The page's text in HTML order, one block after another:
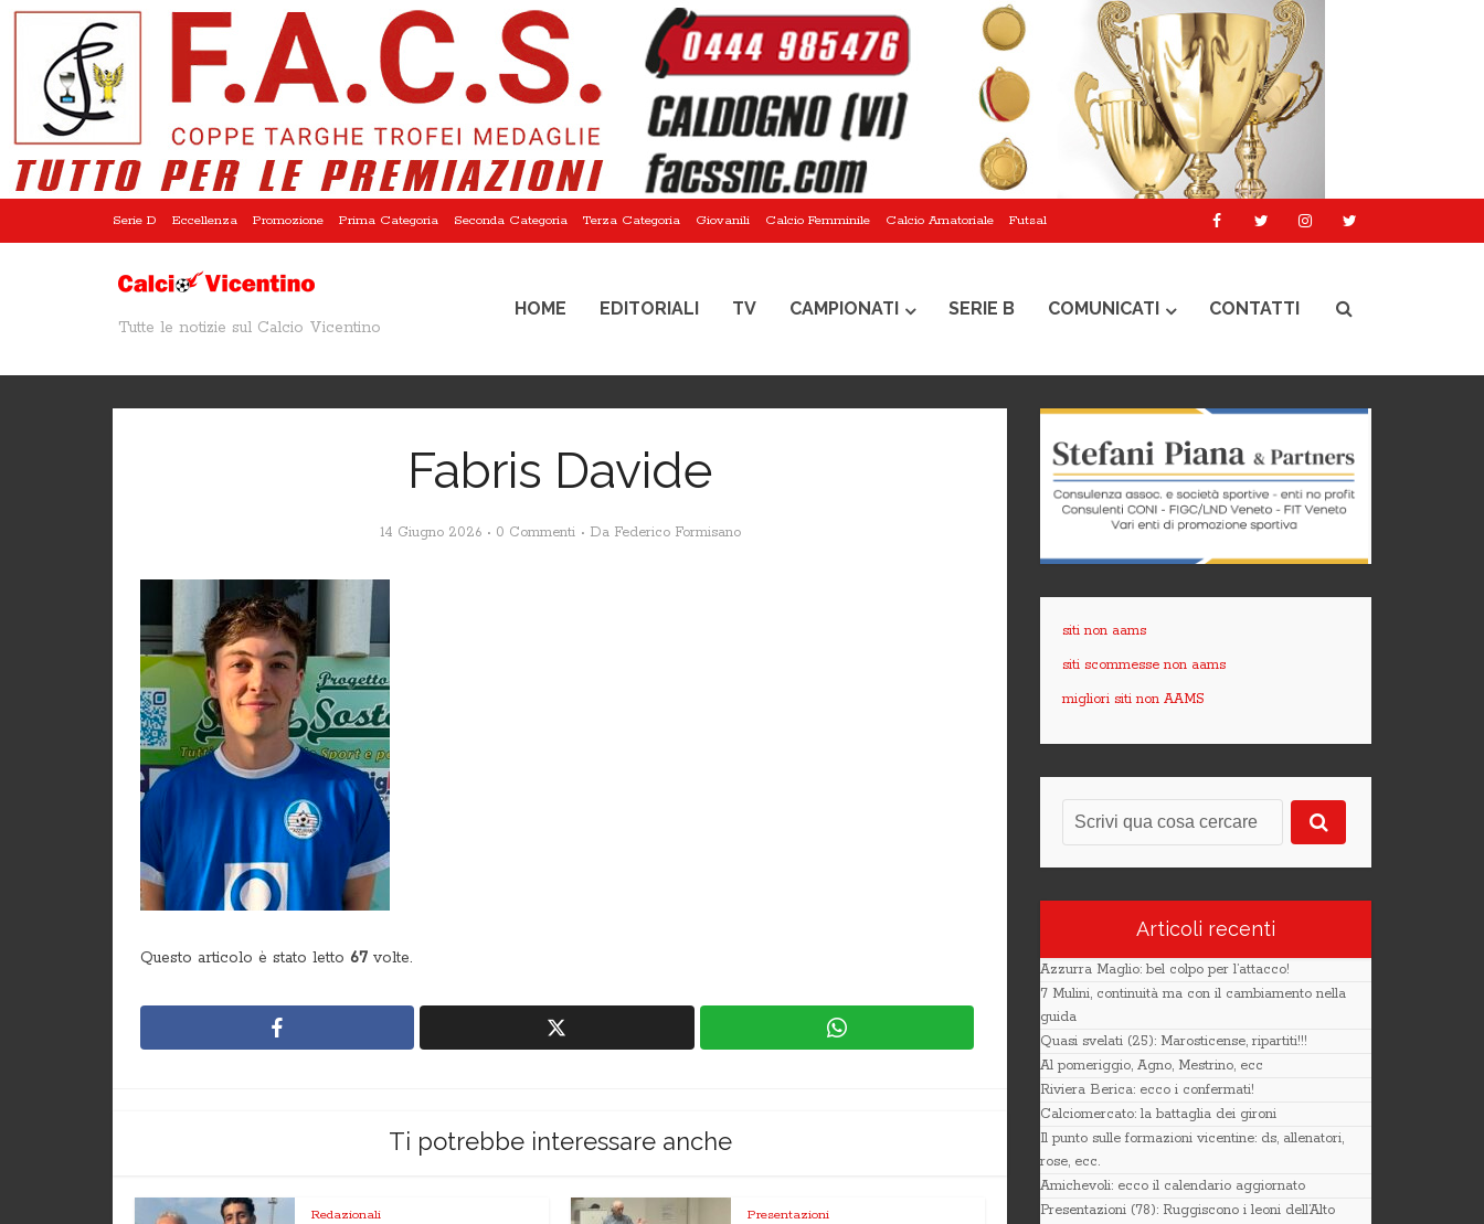
Serie D Eccellenza Promozione Prima Categoria Seconda Categoria Terza Categoria Giovanili Calcio Femminile Calcio Amatoriale Futsal
Tutte le notizie sul Calcio Vicentino
HOME EDITORIALI TV CAMPIONATI SERIE B COMUNICATI CONTATTI
Fabris Davide
14 Giugno 2026 0 Commenti Da Federico Formisano
Questo articolo è stato letto 67 volte.
Ti potrebbe interessare anche
Redazionali Presentazioni
siti non aams
siti scommesse non aams
migliori siti non AAMS
Articoli recenti
Azzurra Maglio: bel colpo per l’attacco!
7 Mulini, continuità ma con il cambiamento nella
guida
Quasi svelati (25): Marosticense, ripartiti!!!
Al pomeriggio, Agno, Mestrino, ecc
Riviera Berica: ecco i confermati!
Calciomercato: la battaglia dei gironi
Il punto sulle formazioni vicentine: ds, allenatori,
rose, ecc.
Amichevoli: ecco il calendario aggiornato
Presentazioni (78): Ruggiscono i leoni dell’Alto